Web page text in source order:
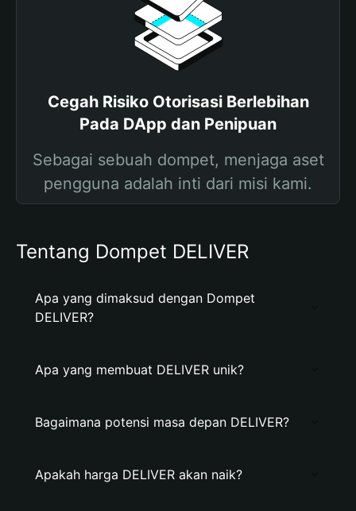
Cegah Risiko Otorisasi Berlebihan
Pada DApp dan Penipuan
Sebagai sebuah dompet, menjaga aset
pengguna adalah inti dari misi kami.
Tentang Dompet DELIVER
Apa yang dimaksud dengan Dompet
DELIVER?
Apa yang membuat DELIVER unik?
Bagaimana potensi masa depan DELIVER?
Apakah harga DELIVER akan naik?